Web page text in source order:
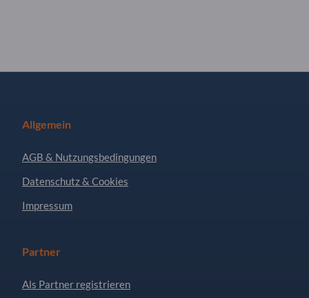
Allgemein
AGB & Nutzungsbedingungen
Datenschutz & Cookies
Impressum
Partner
Als Partner registrieren